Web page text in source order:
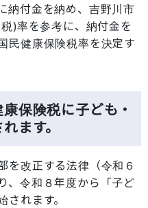
納付金を納め、吉野川市
)率を参考に、納付金を
民健康保険税率を決定す
保険税に子ども・
れます。
改正する法律（令和６
、令和８年度から「子ど
れます。